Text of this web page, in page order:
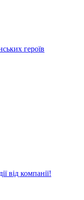
героїв
від компанії!